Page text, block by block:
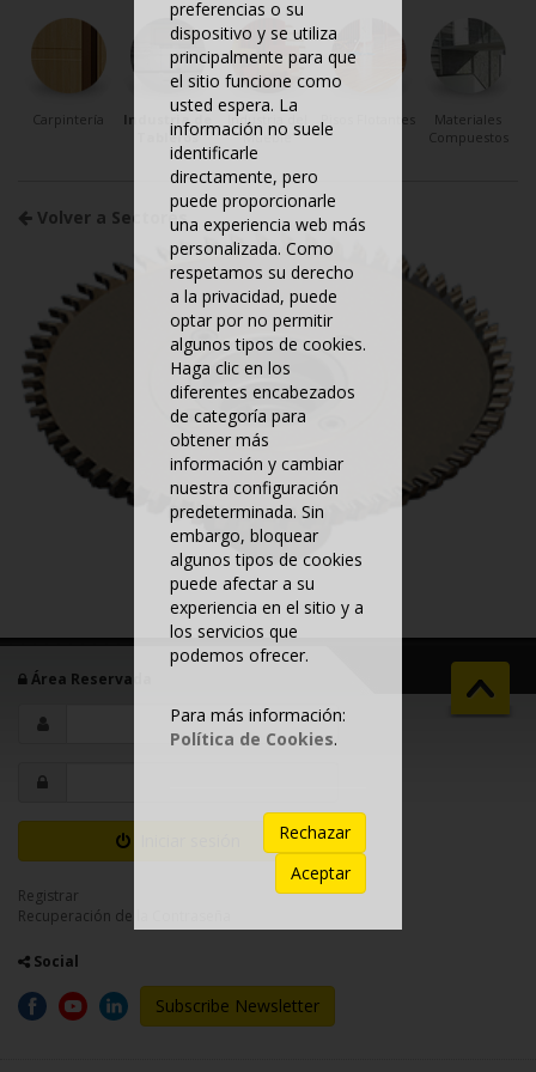
Carpintería
Industria de
Tableros
Industria del
Mueble
Pisos Flotantes
Materiales
Compuestos
Volver a Sectores
Área Reservada
Registrar
Recuperación de la Contraseña
Social
Subscribe Newsletter
preferencias o su
dispositivo y se utiliza
principalmente para que
el sitio funcione como
usted espera. La
información no suele
identificarle
directamente, pero
puede proporcionarle
una experiencia web más
personalizada. Como
respetamos su derecho
a la privacidad, puede
optar por no permitir
algunos tipos de cookies.
Haga clic en los
diferentes encabezados
de categoría para
obtener más
información y cambiar
nuestra configuración
predeterminada. Sin
embargo, bloquear
algunos tipos de cookies
puede afectar a su
experiencia en el sitio y a
los servicios que
podemos ofrecer.
Para más información:
Política de Cookies.
Rechazar
Aceptar